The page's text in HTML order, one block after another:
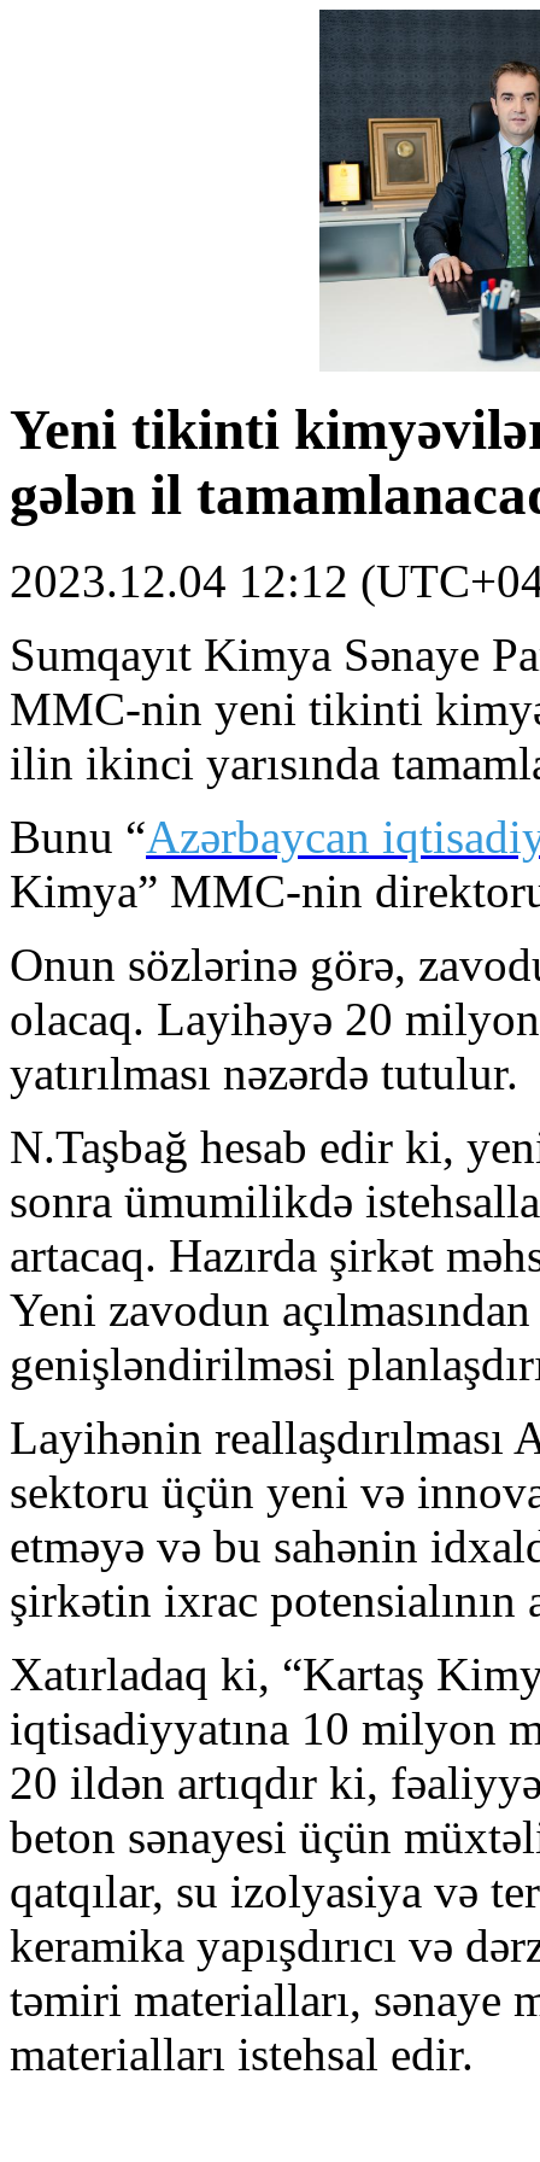
Yeni tikinti
gələn il
2023.12.04 12:12
Sumqayıt Kimya Sənaye
MMC-nin yeni tikinti
ilin ikinci yarısında
Bunu “Azərbaycan
Kimya” MMC-nin
Onun sözlərinə görə,
olacaq. Layihəyə 20
yatırılması nəzərdə tutulur.
N.Taşbağ hesab edir ki,
sonra ümumilikdə
artacaq. Hazırda şirkət
Yeni zavodun
genişləndirilməsi
Layihənin
sektoru üçün yeni və
etməyə və bu sahənin
şirkətin ixrac potensialının
Xatırladaq ki, “Kartaş
iqtisadiyyatına 10 milyon
20 ildən artıqdır ki,
beton sənayesi üçün
qatqılar, su izolyasiya və
keramika yapışdırıcı və
təmiri materialları, sənaye
materialları istehsal edir.